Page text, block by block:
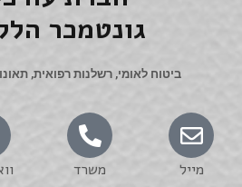
גונטמכר
ביטוח לאומי, רשלנות רפואית,
מייל משרד